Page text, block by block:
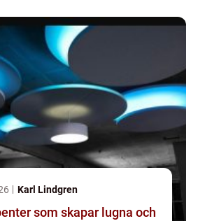
Karl Lindgren
som skapar lugna och